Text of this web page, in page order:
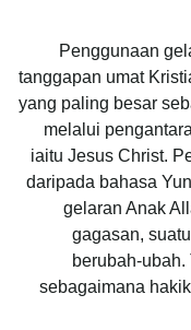
Penggunaan
tanggapan umat
yang paling besar
melalui
iaitu Jesus Christ.
daripada bahasa
gelaran Anak
gagasan,
berubah-
sebagaimana